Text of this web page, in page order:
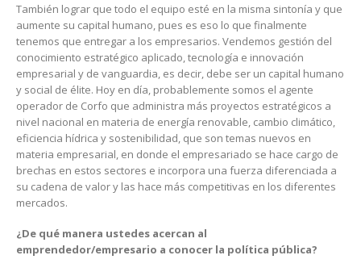
También lograr que todo el equipo esté en la misma sintonía y que
aumente su capital humano, pues es eso lo que finalmente
tenemos que entregar a los empresarios. Vendemos gestión del
conocimiento estratégico aplicado, tecnología e innovación
empresarial y de vanguardia, es decir, debe ser un capital humano
y social de élite. Hoy en día, probablemente somos el agente
operador de Corfo que administra más proyectos estratégicos a
nivel nacional en materia de energía renovable, cambio climático,
eficiencia hídrica y sostenibilidad, que son temas nuevos en
materia empresarial, en donde el empresariado se hace cargo de
brechas en estos sectores e incorpora una fuerza diferenciada a
su cadena de valor y las hace más competitivas en los diferentes
mercados.
¿De qué manera ustedes acercan al
emprendedor/empresario a conocer la política pública?